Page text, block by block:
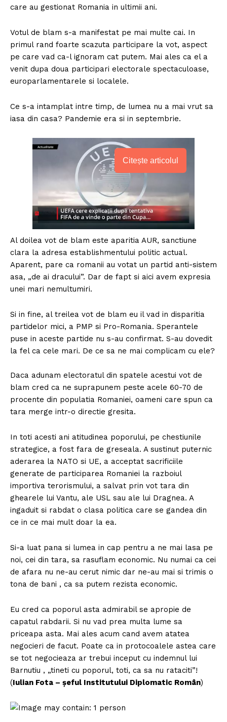
care au gestionat Romania in ultimii ani.
Votul de blam s-a manifestat pe mai multe cai. In
primul rand foarte scazuta participare la vot, aspect
pe care vad ca-l ignoram cat putem. Mai ales ca el a
venit dupa doua participari electorale spectaculoase,
europarlamentarele si localele.
Ce s-a intamplat intre timp, de lumea nu a mai vrut sa
iasa din casa? Pandemie era si in septembrie.
Citește articolul
Al doilea vot de blam este aparitia AUR, sanctiune
clara la adresa establishmentului politic actual.
Aparent, pare ca romanii au votat un partid anti-sistem
asa, „de ai dracului”. Dar de fapt si aici avem expresia
unei mari nemultumiri.
Si in fine, al treilea vot de blam eu il vad in disparitia
partidelor mici, a PMP si Pro-Romania. Sperantele
puse in aceste partide nu s-au confirmat. S-au dovedit
la fel ca cele mari. De ce sa ne mai complicam cu ele?
Daca adunam electoratul din spatele acestui vot de
blam cred ca ne suprapunem peste acele 60-70 de
procente din populatia Romaniei, oameni care spun ca
tara merge intr-o directie gresita.
In toti acesti ani atitudinea poporului, pe chestiunile
strategice, a fost fara de greseala. A sustinut puternic
aderarea la NATO si UE, a acceptat sacrificiile
generate de participarea Romaniei la razboiul
importiva terorismului, a salvat prin vot tara din
ghearele lui Vantu, ale USL sau ale lui Dragnea. A
ingaduit si rabdat o clasa politica care se gandea din
ce in ce mai mult doar la ea.
Si-a luat pana si lumea in cap pentru a ne mai lasa pe
noi, cei din tara, sa rasuflam economic. Nu numai ca cei
de afara nu ne-au cerut nimic dar ne-au mai si trimis o
tona de bani , ca sa putem rezista economic.
Eu cred ca poporul asta admirabil se apropie de
capatul rabdarii. Si nu vad prea multa lume sa
priceapa asta. Mai ales acum cand avem atatea
negocieri de facut. Poate ca in protocoalele astea care
se tot negocieaza ar trebui inceput cu indemnul lui
Barnutiu , „tineti cu poporul, toti, ca sa nu rataciti”!
(Iulian Fota – șeful Institutului Diplomatic Român)